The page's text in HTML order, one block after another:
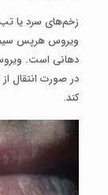
زخم‌های سرد یا
در صورت انتقال
کند.